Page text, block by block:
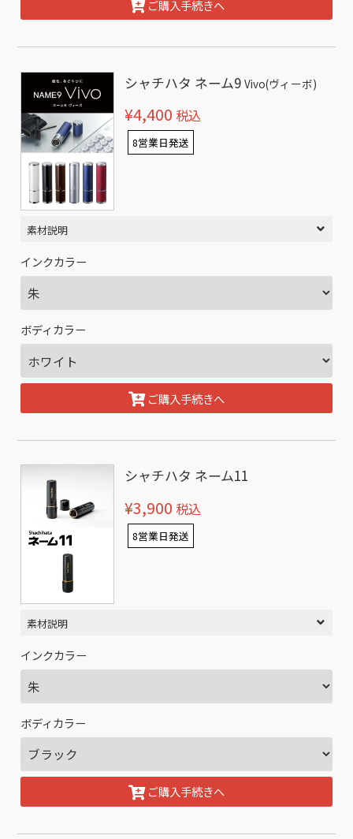
ご購入手続きへ
シャチハタ ネーム9Vivo(ヴィーボ)
¥4,400 税込
8営業日発送
素材説明
インクカラー
ボディカラー
ご購入手続きへ
シャチハタ ネーム11
¥3,900 税込
8営業日発送
素材説明
インクカラー
ボディカラー
ご購入手続きへ